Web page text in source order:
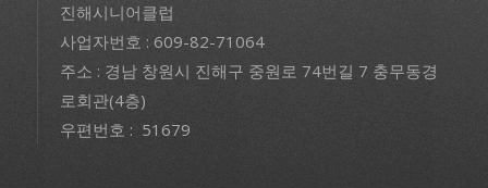
진해시니어클럽
사업자번호 : 609-82-71064
주소 : 경남 창원시 진해구 중원로 74번길 7 충무동경
로회관(4층)
우편번호 : 51679